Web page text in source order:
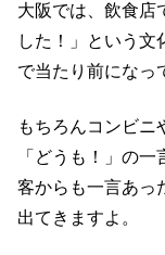
大阪では、飲食店
した！」という文
で当たり前になっ
もちろんコンビニ
「どうも！」の
客からも一言あっ
出てきますよ。